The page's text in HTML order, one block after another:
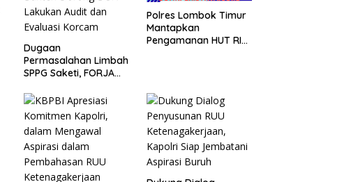
Dugaan
Permasalahan Limbah
SPPG Saketi, FORJA
Lakukan Audit dan
Evaluasi Korcam
Polres Lombok Timur
Mantapkan
Pengamanan HUT RI
Kapolri